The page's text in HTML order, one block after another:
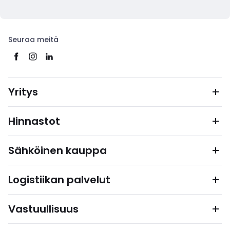
Seuraa meitä
Yritys
Hinnastot
Sähköinen kauppa
Logistiikan palvelut
Vastuullisuus